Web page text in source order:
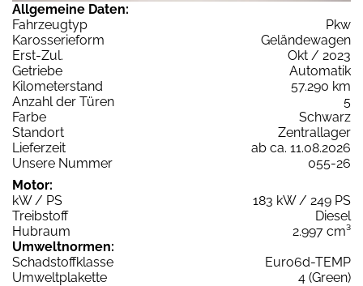
Allgemeine Daten:
Fahrzeugtyp
Pkw
Karosserieform
Geländewagen
Erst-Zul.
Okt / 2023
Getriebe
Automatik
Kilometerstand
57.290 km
Anzahl der Türen
5
Farbe
Schwarz
Standort
Zentrallager
Lieferzeit
ab ca. 11.08.2026
Unsere Nummer
055-26
Motor:
kW / PS
183 kW / 249 PS
Treibstoff
Diesel
Hubraum
2.997 cm³
Umweltnormen:
Schadstoffklasse
Euro6d-TEMP
Umweltplakette
4 (Green)